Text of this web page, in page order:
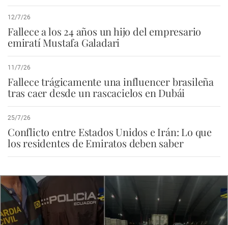
12/7/26
Fallece a los 24 años un hijo del empresario
emiratí Mustafa Galadari
11/7/26
Fallece trágicamente una influencer brasileña
tras caer desde un rascacielos en Dubái
25/7/26
Conflicto entre Estados Unidos e Irán: Lo que
los residentes de Emiratos deben saber